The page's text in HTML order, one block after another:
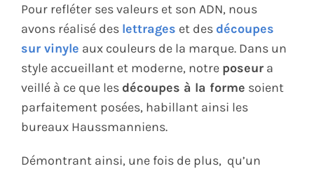
Pour refléter ses valeurs et son ADN, nous
avons réalisé des lettrages et des découpes
sur vinyle aux couleurs de la marque. Dans un
style accueillant et moderne, notre poseura
veillé à ce que les découpes à la forme soient
parfaitement posées, habillant ainsi les
bureaux Haussmanniens.
Démontrant ainsi, une fois de plus, qu’un